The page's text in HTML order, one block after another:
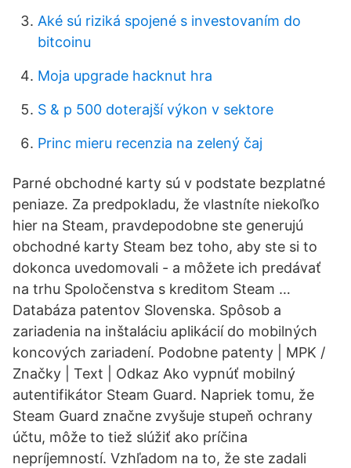
Aké sú riziká spojené s investovaním do
bitcoinu
Moja upgrade hacknut hra
S & p 500 doterajší výkon v sektore
Princ mieru recenzia na zelený čaj
Parné obchodné karty sú v podstate bezplatné
peniaze. Za predpokladu, že vlastníte niekoľko
hier na Steam, pravdepodobne ste generujú
obchodné karty Steam bez toho, aby ste si to
dokonca uvedomovali - a môžete ich predávať
na trhu Spoločenstva s kreditom Steam …
Databáza patentov Slovenska. Spôsob a
zariadenia na inštaláciu aplikácií do mobilných
koncových zariadení. Podobne patenty | MPK /
Značky | Text | Odkaz Ako vypnúť mobilný
autentifikátor Steam Guard. Napriek tomu, že
Steam Guard značne zvyšuje stupeň ochrany
účtu, môže to tiež slúžiť ako príčina
nepríjemností. Vzhľadom na to, že ste zadali